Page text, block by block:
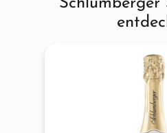
Schlumberger